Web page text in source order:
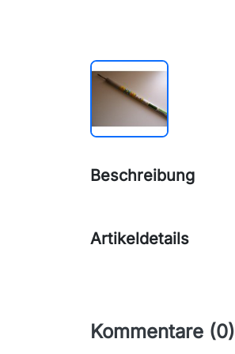
Beschreibung
Artikeldetails
Kommentare (0)